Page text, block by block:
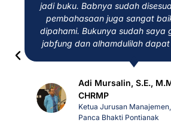
jadi buku. Babnya sudah
pembahasaan juga sangat
dipahami. Bukunya sudah saya
jabfung dan alhamdulilah dapat
Adi Mursalin, S.E.,
CHRMP
Ketua Jurusan
Panca Bhakti Pontianak